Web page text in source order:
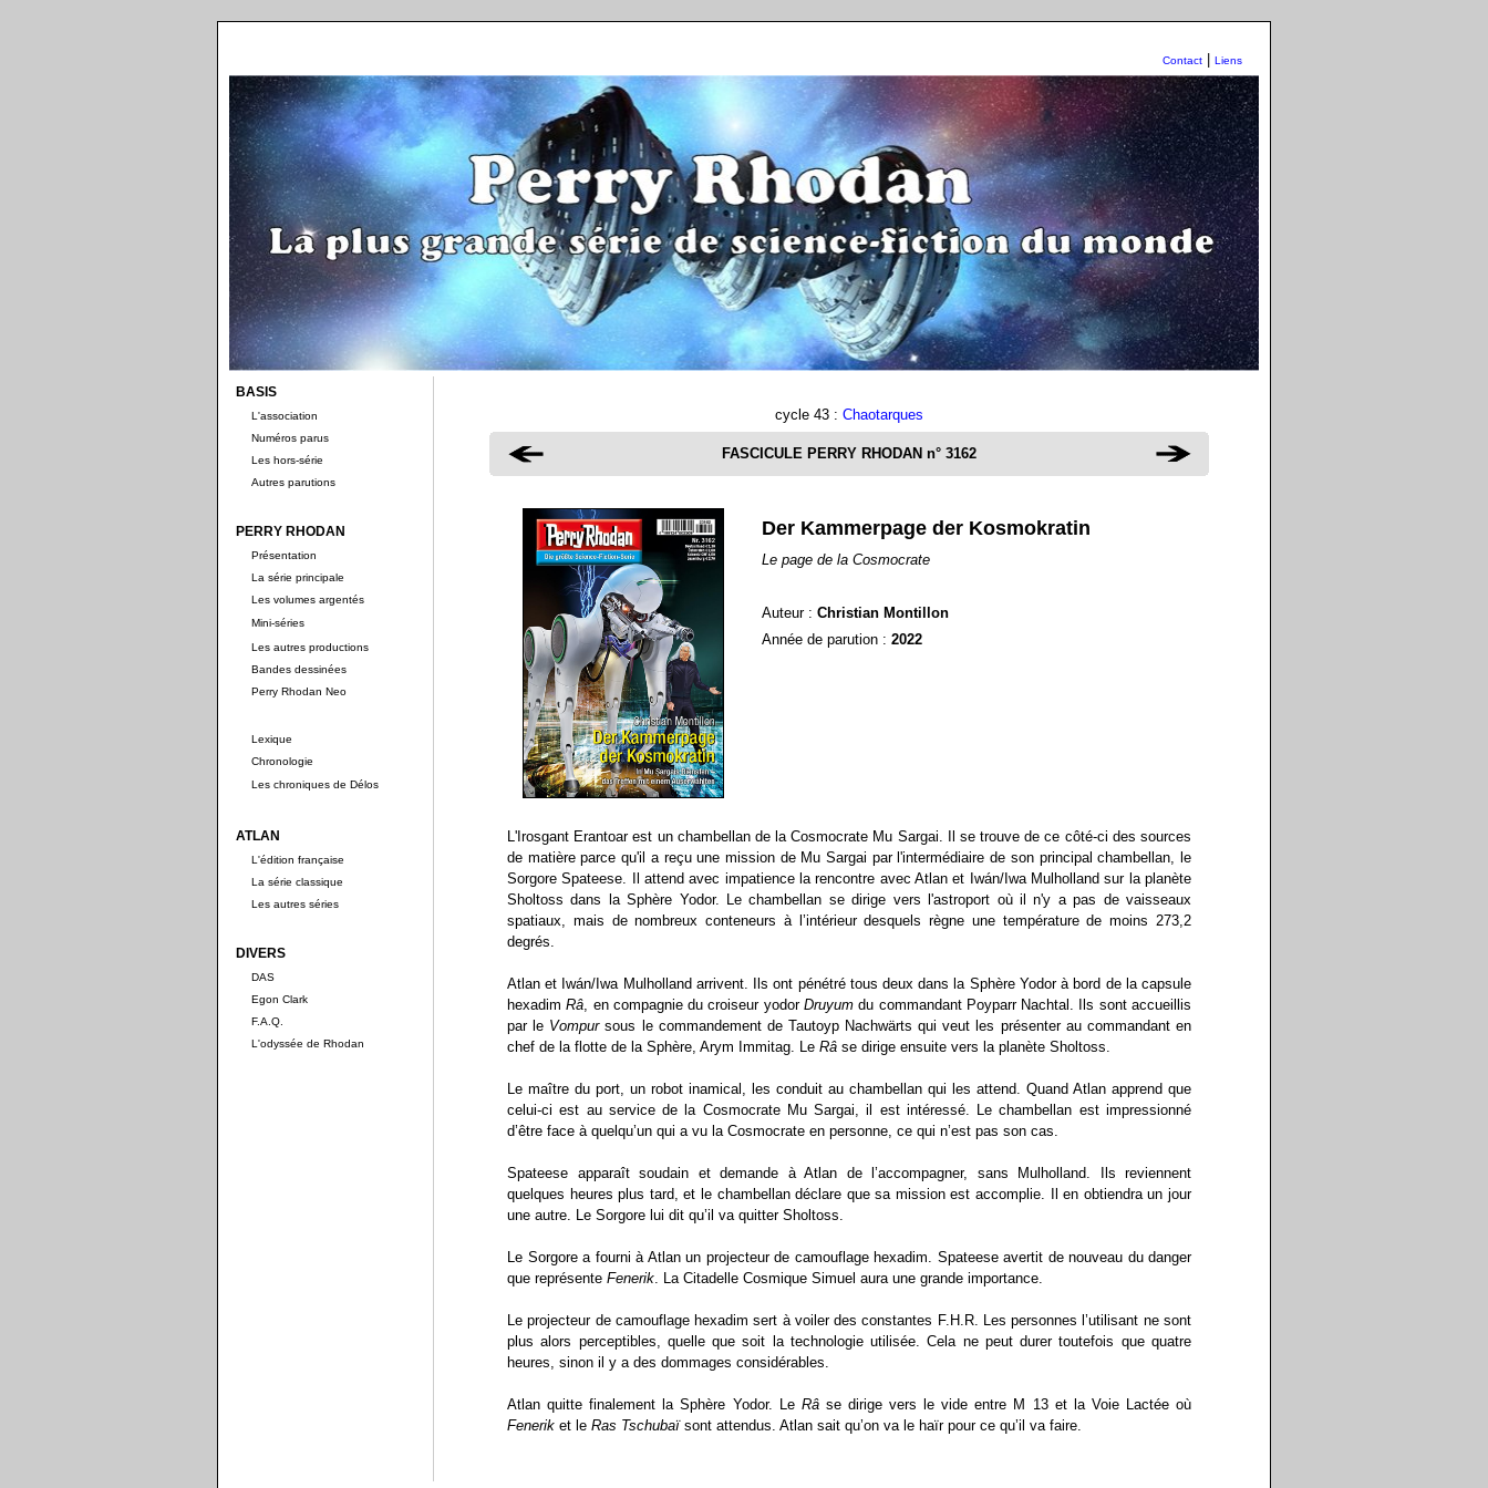
Contact Liens
BASIS
L'association
Numéros parus
Les hors-série
Autres parutions
PERRY RHODAN
Présentation
La série principale
Les volumes argentés
Mini-séries
Les autres productions
Bandes dessinées
Perry Rhodan Neo
Lexique
Chronologie
Les chroniques de Délos
ATLAN
L'édition française
La série classique
Les autres séries
DIVERS
DAS
Egon Clark
F.A.Q.
L'odyssée de Rhodan
cycle 43 : Chaotarques
FASCICULE PERRY RHODAN n° 3162
Der Kammerpage der Kosmokratin
Le page de la Cosmocrate
Auteur : Christian Montillon
Année de parution : 2022
L'Irosgant Erantoar est un chambellan de la Cosmocrate Mu Sargai. Il se trouve de ce côté-ci des sources
de matière parce qu'il a reçu une mission de Mu Sargai par l'intermédiaire de son principal chambellan, le
Sorgore Spateese. Il attend avec impatience la rencontre avec Atlan et Iwán/Iwa Mulholland sur la planète
Sholtoss dans la Sphère Yodor. Le chambellan se dirige vers l'astroport où il n'y a pas de vaisseaux
spatiaux, mais de nombreux conteneurs à l’intérieur desquels règne une température de moins 273,2
degrés.
Atlan et Iwán/Iwa Mulholland arrivent. Ils ont pénétré tous deux dans la Sphère Yodor à bord de la capsule
hexadimRâ, en compagnie du croiseur yodorDruyum du commandant Poyparr Nachtal. Ils sont accueillis
par le Vompursous le commandement de Tautoyp Nachwärts qui veut les présenter au commandant en
chef de la flotte de la Sphère, Arym Immitag. Le Râ se dirige ensuite vers la planète Sholtoss.
Le maître du port, un robot inamical, les conduit au chambellan qui les attend. Quand Atlan apprend que
celui-ci est au service de la Cosmocrate Mu Sargai, il est intéressé. Le chambellan est impressionné
d’être face à quelqu’un qui a vu la Cosmocrate en personne, ce qui n’est pas son cas.
Spateese apparaît soudain et demande à Atlan de l’accompagner, sans Mulholland. Ils reviennent
quelques heures plus tard, et le chambellan déclare que sa mission est accomplie. Il en obtiendra un jour
une autre. Le Sorgore lui dit qu’il va quitter Sholtoss.
Le Sorgore a fourni à Atlan un projecteur de camouflage hexadim. Spateese avertit de nouveau du danger
que représente Fenerik. La Citadelle Cosmique Simuel aura une grande importance.
Le projecteur de camouflage hexadim sert à voiler des constantes F.H.R. Les personnes l’utilisant ne sont
plus alors perceptibles, quelle que soit la technologie utilisée. Cela ne peut durer toutefois que quatre
heures, sinon il y a des dommages considérables.
Atlan quitte finalement la Sphère Yodor. Le Râse dirige vers le vide entre M 13 et la Voie Lactée où
Fenerik et le Ras Tschubaïsont attendus. Atlan sait qu’on va le haïr pour ce qu’il va faire.